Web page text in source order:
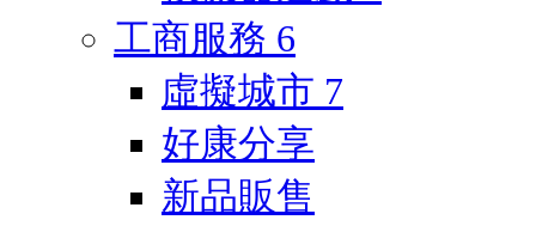
工商服務 6
虛擬城市 7
好康分享
新品販售